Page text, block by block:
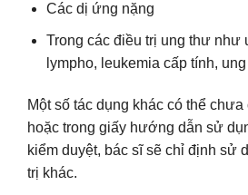
Các dị ứng nặng
Trong các điều trị ung thư như
lympho, leukemia cấp tính,
Một số tác dụng khác có thể
hoặc trong giấy hướng dẫn sử
kiểm duyệt, bác sĩ sẽ chỉ định sử
trị khác.